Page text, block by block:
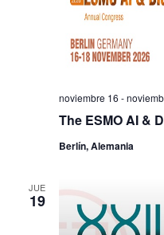
The ESMO AI &
noviembre 16 -
Berlín, Alemania
JUE
19